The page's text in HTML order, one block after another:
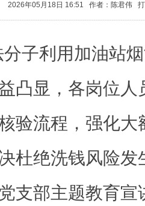
2026年05月18日 16:51 作者：陈君伟
子利用加油站烟
凸显，各岗位人
验流程，强化大
杜绝洗钱风险发
支部主题教育宣